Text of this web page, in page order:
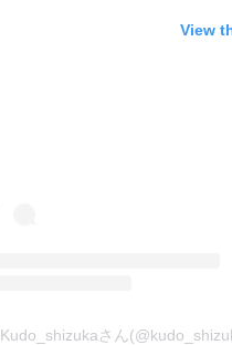
View
Kudo_shizukaさん